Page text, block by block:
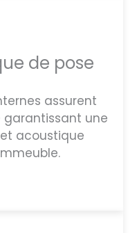
de pose
assurent
garantissant une
acoustique